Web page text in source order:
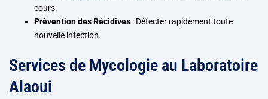
cours.
Prévention des Récidives : Détecter rapidement toute
nouvelle infection.
Services de Mycologie au Laboratoire
Alaoui